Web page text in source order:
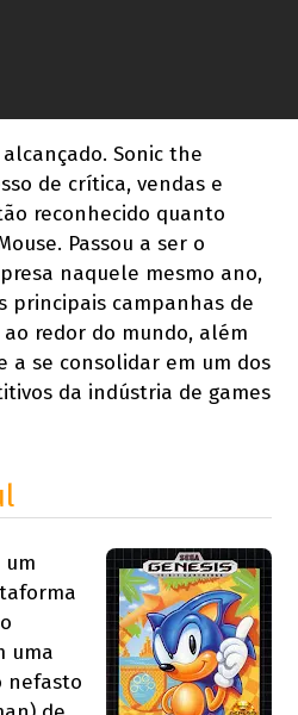
Sonic the
de crítica, vendas e
reconhecido quanto
Passou a ser o
naquele mesmo ano,
principais campanhas de
redor do mundo, além
a se consolidar em um dos
da indústria de games
um
uma
nefasto